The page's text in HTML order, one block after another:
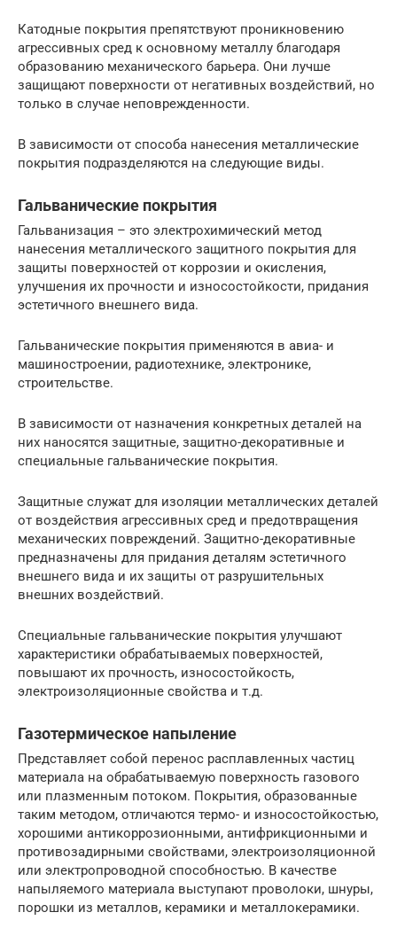
Катодные покрытия препятствуют проникновению
агрессивных сред к основному металлу благодаря
образованию механического барьера. Они лучше
защищают поверхности от негативных воздействий, но
только в случае неповрежденности.
В зависимости от способа нанесения металлические
покрытия подразделяются на следующие виды.
Гальванические покрытия
Гальванизация – это электрохимический метод
нанесения металлического защитного покрытия для
защиты поверхностей от коррозии и окисления,
улучшения их прочности и износостойкости, придания
эстетичного внешнего вида.
Гальванические покрытия применяются в авиа- и
машиностроении, радиотехнике, электронике,
строительстве.
В зависимости от назначения конкретных деталей на
них наносятся защитные, защитно-декоративные и
специальные гальванические покрытия.
Защитные служат для изоляции металлических деталей
от воздействия агрессивных сред и предотвращения
механических повреждений. Защитно-декоративные
предназначены для придания деталям эстетичного
внешнего вида и их защиты от разрушительных
внешних воздействий.
Специальные гальванические покрытия улучшают
характеристики обрабатываемых поверхностей,
повышают их прочность, износостойкость,
электроизоляционные свойства и т.д.
Газотермическое напыление
Представляет собой перенос расплавленных частиц
материала на обрабатываемую поверхность газового
или плазменным потоком. Покрытия, образованные
таким методом, отличаются термо- и износостойкостью,
хорошими антикоррозионными, антифрикционными и
противозадирными свойствами, электроизоляционной
или электропроводной способностью. В качестве
напыляемого материала выступают проволоки, шнуры,
порошки из металлов, керамики и металлокерамики.